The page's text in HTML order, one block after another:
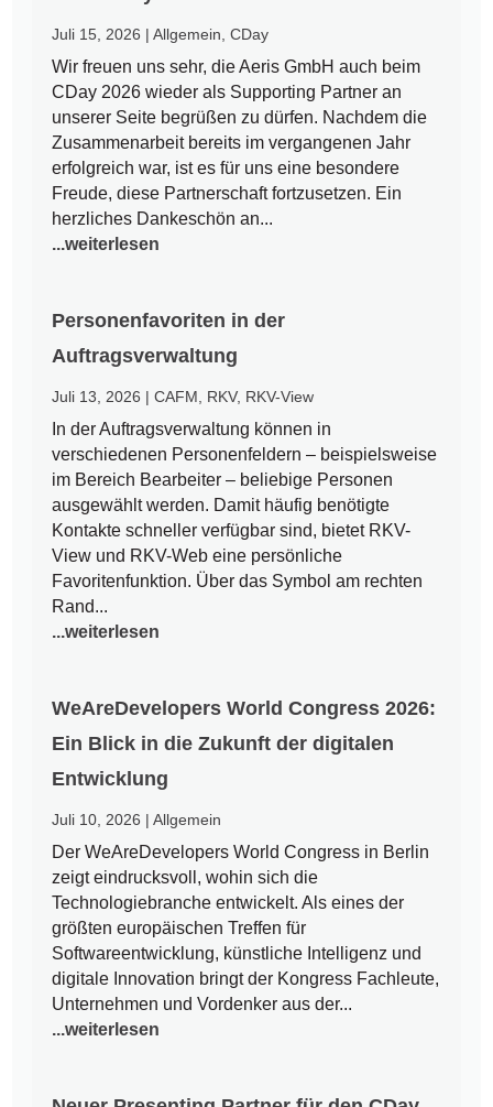
Juli 15, 2026 |Allgemein ,CDay
Wir freuen uns sehr, die Aeris GmbH auch beim
CDay 2026 wieder als Supporting Partner an
unserer Seite begrüßen zu dürfen. Nachdem die
Zusammenarbeit bereits im vergangenen Jahr
erfolgreich war, ist es für uns eine besondere
Freude, diese Partnerschaft fortzusetzen. Ein
herzliches Dankeschön an...
...weiterlesen
Personenfavoriten in der
Auftragsverwaltung
Juli 13, 2026 |CAFM RKV, RKV-View
In der Auftragsverwaltung können in
verschiedenen Personenfeldern – beispielsweise
im Bereich Bearbeiter – beliebige Personen
ausgewählt werden. Damit häufig benötigte
Kontakte schneller verfügbar sind, bietet RKV-
View und RKV-Web eine persönliche
Favoritenfunktion. Über das Symbol am rechten
Rand...
...weiterlesen
WeAreDevelopers World Congress 2026:
Ein Blick in die Zukunft der digitalen
Entwicklung
Juli 10, 2026 |Allgemein
Der WeAreDevelopers World Congress in Berlin
zeigt eindrucksvoll, wohin sich die
Technologiebranche entwickelt. Als eines der
größten europäischen Treffen für
Softwareentwicklung, künstliche Intelligenz und
digitale Innovation bringt der Kongress Fachleute,
Unternehmen und Vordenker aus der...
...weiterlesen